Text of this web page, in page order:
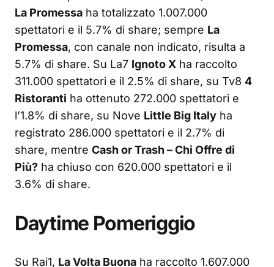
La Promessa ha totalizzato 1.007.000
spettatori e il 5.7% di share; sempre La
Promessa, con canale non indicato, risulta a
5.7% di share. Su La7 Ignoto X ha raccolto
311.000 spettatori e il 2.5% di share, su Tv8 4
Ristoranti ha ottenuto 272.000 spettatori e
l’1.8% di share, su Nove Little Big Italy ha
registrato 286.000 spettatori e il 2.7% di
share, mentre Cash or Trash – Chi Offre di
Più? ha chiuso con 620.000 spettatori e il
3.6% di share.
Daytime Pomeriggio
Su Rai1, La Volta Buona ha raccolto 1.607.000